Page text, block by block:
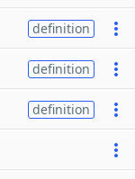
definition
definition
definition